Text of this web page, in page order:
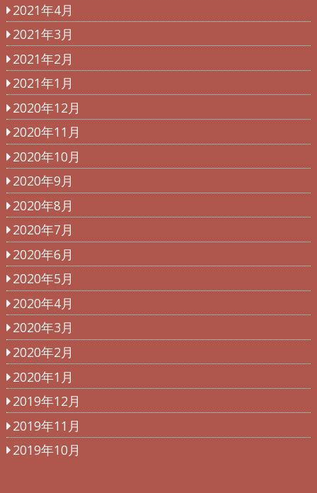
2021年4月
2021年3月
2021年2月
2021年1月
2020年12月
2020年11月
2020年10月
2020年9月
2020年8月
2020年7月
2020年6月
2020年5月
2020年4月
2020年3月
2020年2月
2020年1月
2019年12月
2019年11月
2019年10月